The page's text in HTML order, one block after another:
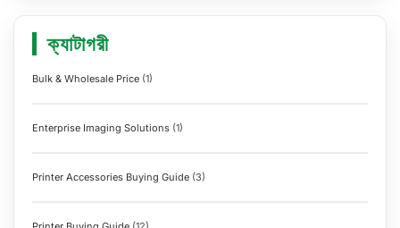
ক্যাটাগরী
Bulk & Wholesale Price (1)
Enterprise Imaging Solutions (1)
Printer Accessories Buying Guide (3)